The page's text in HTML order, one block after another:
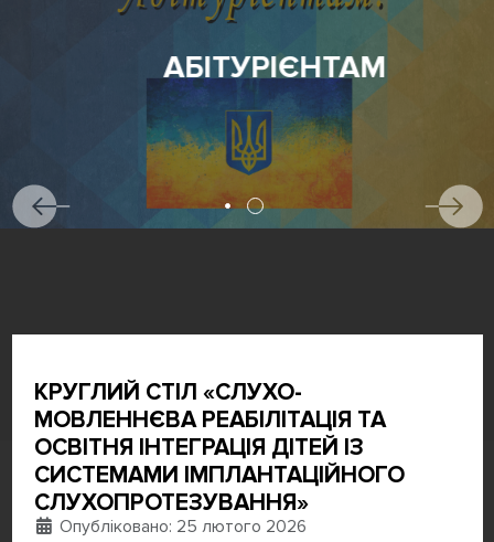
АБІТУРІЄНТАМ
КРУГЛИЙ СТІЛ «СЛУХО-
МОВЛЕННЄВА РЕАБІЛІТАЦІЯ ТА
ОСВІТНЯ ІНТЕГРАЦІЯ ДІТЕЙ ІЗ
СИСТЕМАМИ ІМПЛАНТАЦІЙНОГО
СЛУХОПРОТЕЗУВАННЯ»
Деталі
Опубліковано: 25 лютого 2026